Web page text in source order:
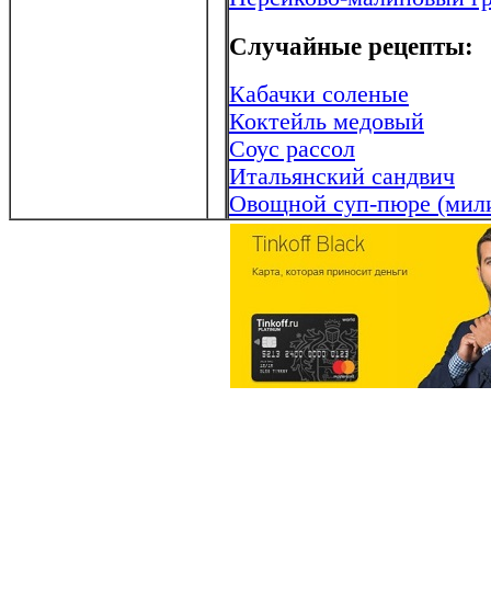
Случайные рецепты:
Кабачки соленые
Коктейль медовый
Соус рассол
Итальянский сандвич
Овощной суп-пюре